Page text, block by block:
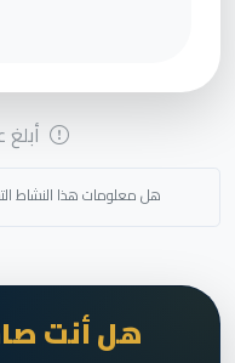
هل معلومات هذا النشاط
هل أنت